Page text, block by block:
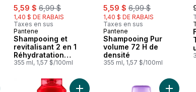
sale:
5,59 $ , formerly:
6,99 $
1,40 $ DE RABAIS
Taxes en sus
Pantene
Shampooing et
revitalisant 2 en 1
Réhydratation
quotidienne
355 ml, 1,57 $/100ml
sale:
5,59 $ , formerly:
6,99 $
1,40 $ DE RABAIS
Taxes en sus
Pantene
Shampooing Pur
volume 72 H de
densité
355 ml, 1,57 $/100ml